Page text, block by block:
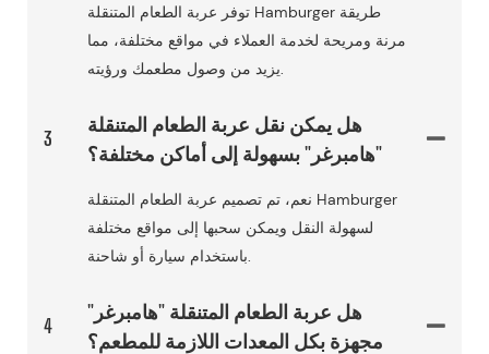
توفر عربة الطعام المتنقلة Hamburger طريقة
مرنة ومريحة لخدمة العملاء في مواقع مختلفة، مما
يزيد من وصول مطعمك ورؤيته.
3
هل يمكن نقل عربة الطعام المتنقلة
"هامبرغر" بسهولة إلى أماكن مختلفة؟
نعم، تم تصميم عربة الطعام المتنقلة Hamburger
لسهولة النقل ويمكن سحبها إلى مواقع مختلفة
باستخدام سيارة أو شاحنة.
4
هل عربة الطعام المتنقلة "هامبرغر"
مجهزة بكل المعدات اللازمة للمطعم؟